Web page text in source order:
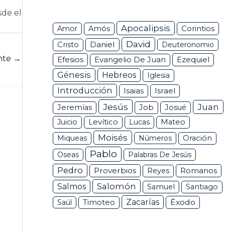
el
→
Amor Amós Apocalipsis Corintios
Cristo Daniel David Deuteronomio
Efesios Evangelio De Juan Ezequiel
Génesis Hebreos Iglesia
Introducción Isaias Israel
Jeremías Jesús Job Josué Juan
Juicio Levítico Lucas
Mateo
Miqueas
Moisés Números
Oración
Oseas
Pablo Palabras De Jesús
Pedro Proverbios Reyes
Romanos
Salmos
Salomón Samuel
Santiago
Saúl
Timoteo Zacarías Éxodo